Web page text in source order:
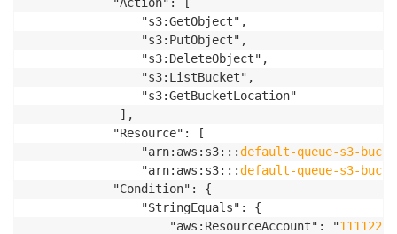
				"arn:aws:s3:::
default-queue-s3-
				"arn:aws:s3:::
default-queue-s3-
					"aws:ResourceAccount": "